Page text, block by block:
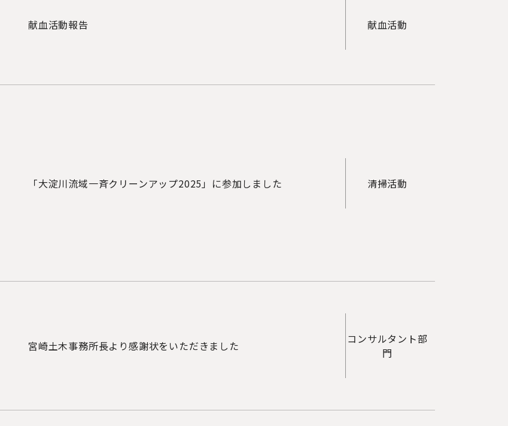
献血活動報告 献血活動
「大淀川流域一斉クリーンアップ2025」に参加しました 清掃活動
宮崎土木事務所長より感謝状をいただきました
コンサルタント部
門